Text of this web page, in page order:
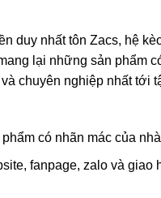
duy nhất tôn Zacs, hệ
lại những sản phẩm
chuyên nghiệp nhất tới
có nhãn mác của
fanpage, zalo và giao